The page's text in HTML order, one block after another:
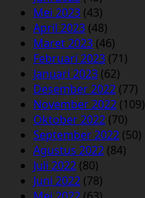
Mei 2023 (43)
April 2023 (48)
Maret 2023 (46)
Februari 2023 (71)
Januari 2023 (62)
Desember 2022 (77)
November 2022 (109)
Oktober 2022 (70)
September 2022 (50)
Agustus 2022 (84)
Juli 2022 (80)
Juni 2022 (78)